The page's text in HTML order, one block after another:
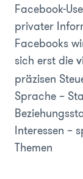
Facebook-
privater
Facebooks
sich erst die
präzisen
Sprache –
Interessen –
Themen